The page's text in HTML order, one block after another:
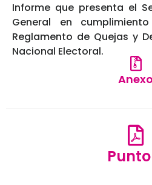
Informe que presenta el
General en
Reglamento de Quejas y
Nacional Electoral.
Anexo